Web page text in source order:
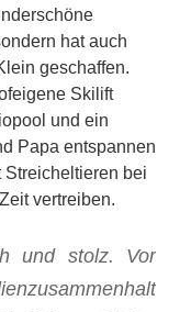
hat auch
geschaffen.
Skilift
und ein
Papa entspannen
Streicheltieren bei
vertreiben.
und stolz. Vor